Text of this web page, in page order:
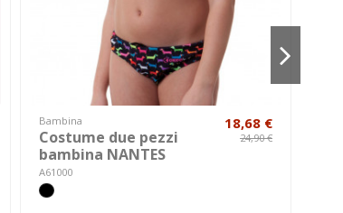
Bambina
Costume due pezzi
bambina NANTES
A61000
18,68 €
24,90 €